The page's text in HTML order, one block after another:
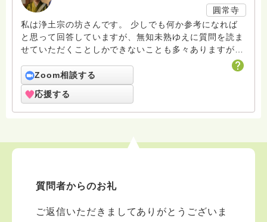
圓常寺
私は浄土宗の坊さんです。 少しでも何か参考になれば
と思って回答していますが、無知未熟ゆえに質問を読ま
せていただくことしかできないことも多々ありますがお
許しください。 回答は私個人の意見や解釈もあり、場
合によっては浄土宗の教義とは少し異なることもあると
いうことをご了承ください。 また、寺の紹介ページに
電話相談についても紹介していますのでどなたでも気兼
ねなくご利用ください。 ハスノハのお坊さんがもっと
Zoom相談する
応援する
質問者からのお礼
ご返信いただきましてありがとうございま